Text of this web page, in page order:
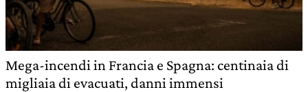
Mega-incendi in Francia e Spagna: centinaia di
migliaia di evacuati, danni immensi